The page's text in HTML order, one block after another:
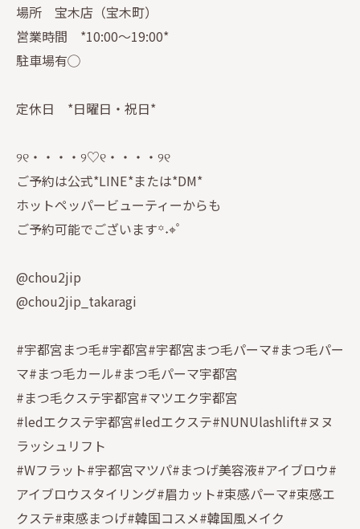
場所 宝木店（宝木町）
営業時間 *10:00〜19:00*
駐車場有◯
定休日 *日曜日・祝日*
୨୧・・・・୨♡୧・・・・୨୧
ご予約は公式*LINE*または*DM*
ホットペッパービューティーからも
ご予約可能でございます꙳˖⌖ﾟ
@chou2jip
@chou2jip_takaragi
#宇都宮まつ毛#宇都宮#宇都宮まつ毛パーマ#まつ毛パー
マ#まつ毛カール#まつ毛パーマ宇都宮
#まつ毛クステ宇都宮#マツエク宇都宮
#ledエクステ宇都宮#ledエクステ#NUNUlashlift#ヌヌ
ラッシュリフト
#Wフラット#宇都宮マツパ#まつげ美容液#アイブロウ#
アイブロウスタイリング#眉カット#束感パーマ#束感エ
クステ#束感まつげ#韓国コスメ#韓国風メイク